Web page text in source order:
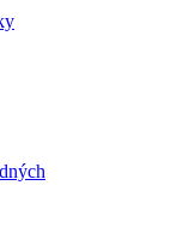
aj na tých najmenších